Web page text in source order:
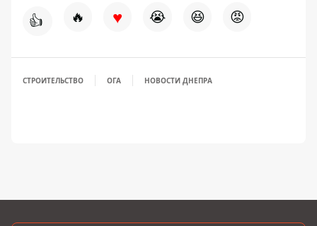
👍 🔥 ♥ 😭 😆 😡
СТРОИТЕЛЬСТВО ОГА НОВОСТИ ДНЕПРА